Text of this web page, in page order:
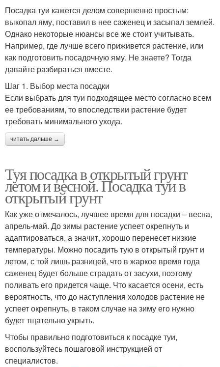
Посадка туи кажется делом совершенно простым:
выкопал яму, поставил в нее саженец и засыпал землей.
Однако некоторые нюансы все же стоит учитывать.
Например, где лучше всего приживется растение, или
как подготовить посадочную яму. Не знаете? Тогда
давайте разбираться вместе.
Шаг 1. Выбор места посадки
Если выбрать для туи подходящее место согласно всем
ее требованиям, то впоследствии растение будет
требовать минимального ухода.
читать дальше →
Туя посадка в открытый грунт
летом и весной. Посадка туи в
открытый грунт
Как уже отмечалось, лучшее время для посадки – весна,
апрель-май. До зимы растение успеет окрепнуть и
адаптироваться, а значит, хорошо перенесет низкие
температуры. Можно посадить тую в открытый грунт и
летом, с той лишь разницей, что в жаркое время года
саженец будет больше страдать от засухи, поэтому
поливать его придется чаще. Что касается осени, есть
вероятность, что до наступления холодов растение не
успеет окрепнуть, в таком случае на зиму его нужно
будет тщательно укрыть.
Чтобы правильно подготовиться к посадке туи,
воспользуйтесь пошаговой инструкцией от
специалистов.